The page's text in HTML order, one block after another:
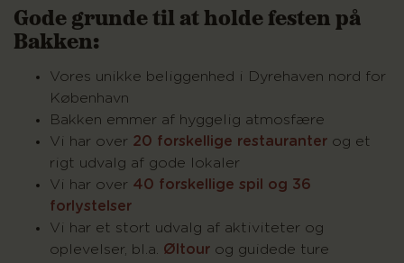
Gode grunde til at holde festen på
Bakken:
Vores unikke beliggenhed i Dyrehaven nord for
København
Bakken emmer af hyggelig atmosfære
Vi har over 20 forskellige restauranter og et
rigt udvalg af gode lokaler
Vi har over 40 forskellige spil og 36
forlystelser
Vi har et stort udvalg af aktiviteter og
oplevelser, bl.a. Øltour og guidede ture